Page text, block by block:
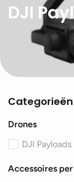
DJI
Categorieën
Drones
DJI Payloads
Accessoires